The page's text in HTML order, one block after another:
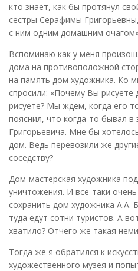
кто знает, как бы протянул
сестры Серафимы
с ним одним домашним
Вспоминаю как у меня
дома на противоположной
на память дом художника. Ко
спросили: «Почему Вы
рисуете? Мы ждем, когда его
пояснил, что когда-то бывал
Григорьевича. Мне бы
дом. Ведь перевозили же
соседству?
Дом-мастерская художника
уничтожения. И все-таки
сохранить дом художника А.А.
туда едут сотни туристов. А
хватило? Отчего же такая
Тогда же я обратился к
художественного музея и